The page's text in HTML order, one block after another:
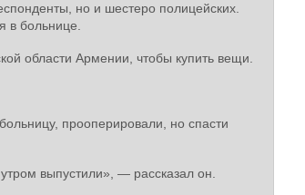
но и шестеро полицейских.
в больнице.
области Армении, чтобы купить вещи.
прооперировали, но спасти
выпустили», — рассказал он.